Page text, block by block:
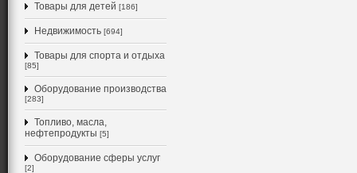
Товары для детей [186]
Недвижимость [694]
Товары для спорта и отдыха
[85]
Оборудование производства
[283]
Топливо, масла,
нефтепродукты [5]
Оборудование сферы услуг
[2]